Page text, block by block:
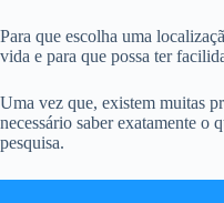
Para que escolha uma
vida e para que possa ter
Uma vez que, existem muitas
necessário saber exatamente o
pesquisa.